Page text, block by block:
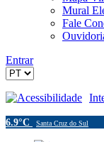
Mural
Fale
Entrar
Acessibilidade
6.9°C Santa Cruz do Sul